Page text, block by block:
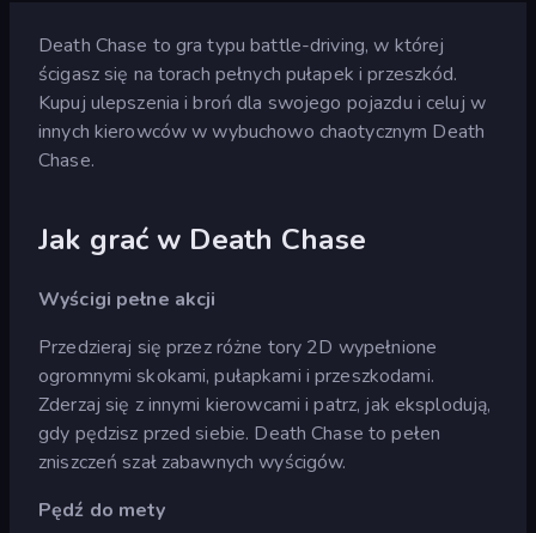
Death Chase to gra typu battle-driving, w której
ścigasz się na torach pełnych pułapek i przeszkód.
Kupuj ulepszenia i broń dla swojego pojazdu i celuj w
innych kierowców w wybuchowo chaotycznym Death
Chase.
Jak grać w Death Chase
Wyścigi pełne akcji
Przedzieraj się przez różne tory 2D wypełnione
ogromnymi skokami, pułapkami i przeszkodami.
Zderzaj się z innymi kierowcami i patrz, jak eksplodują,
gdy pędzisz przed siebie. Death Chase to pełen
zniszczeń szał zabawnych wyścigów.
Pędź do mety